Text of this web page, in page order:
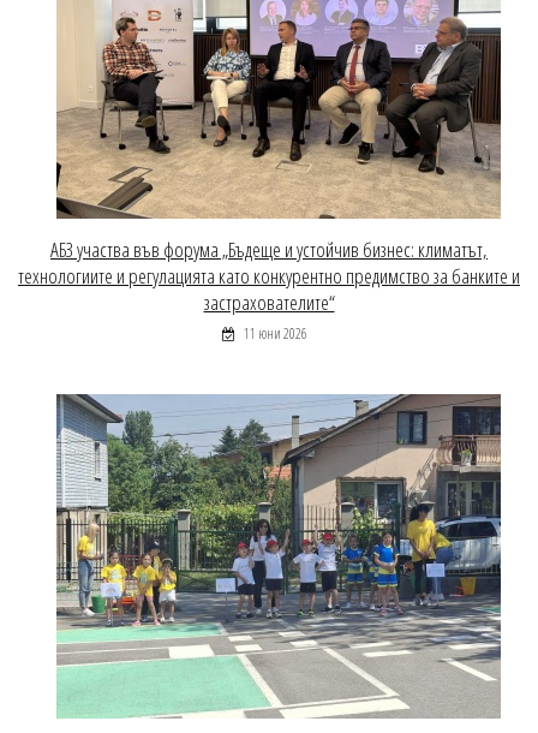
АБЗ участва във форума „Бъдеще и устойчив бизнес: климатът,
технологиите и регулацията като конкурентно предимство за банките и
застрахователите“
11 юни 2026